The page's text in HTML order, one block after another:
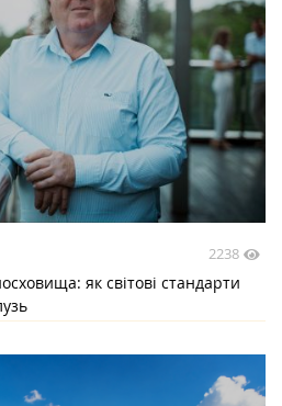
2238
як світові стандарти